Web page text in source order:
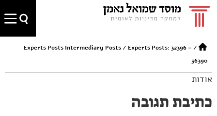
/
Experts Posts Intermediary Posts/ Experts Posts: 32396 –
36390
אודות
כתיבת תגובה